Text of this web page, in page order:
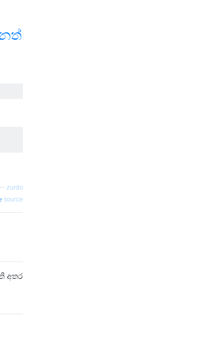
zurdo
source
අතර